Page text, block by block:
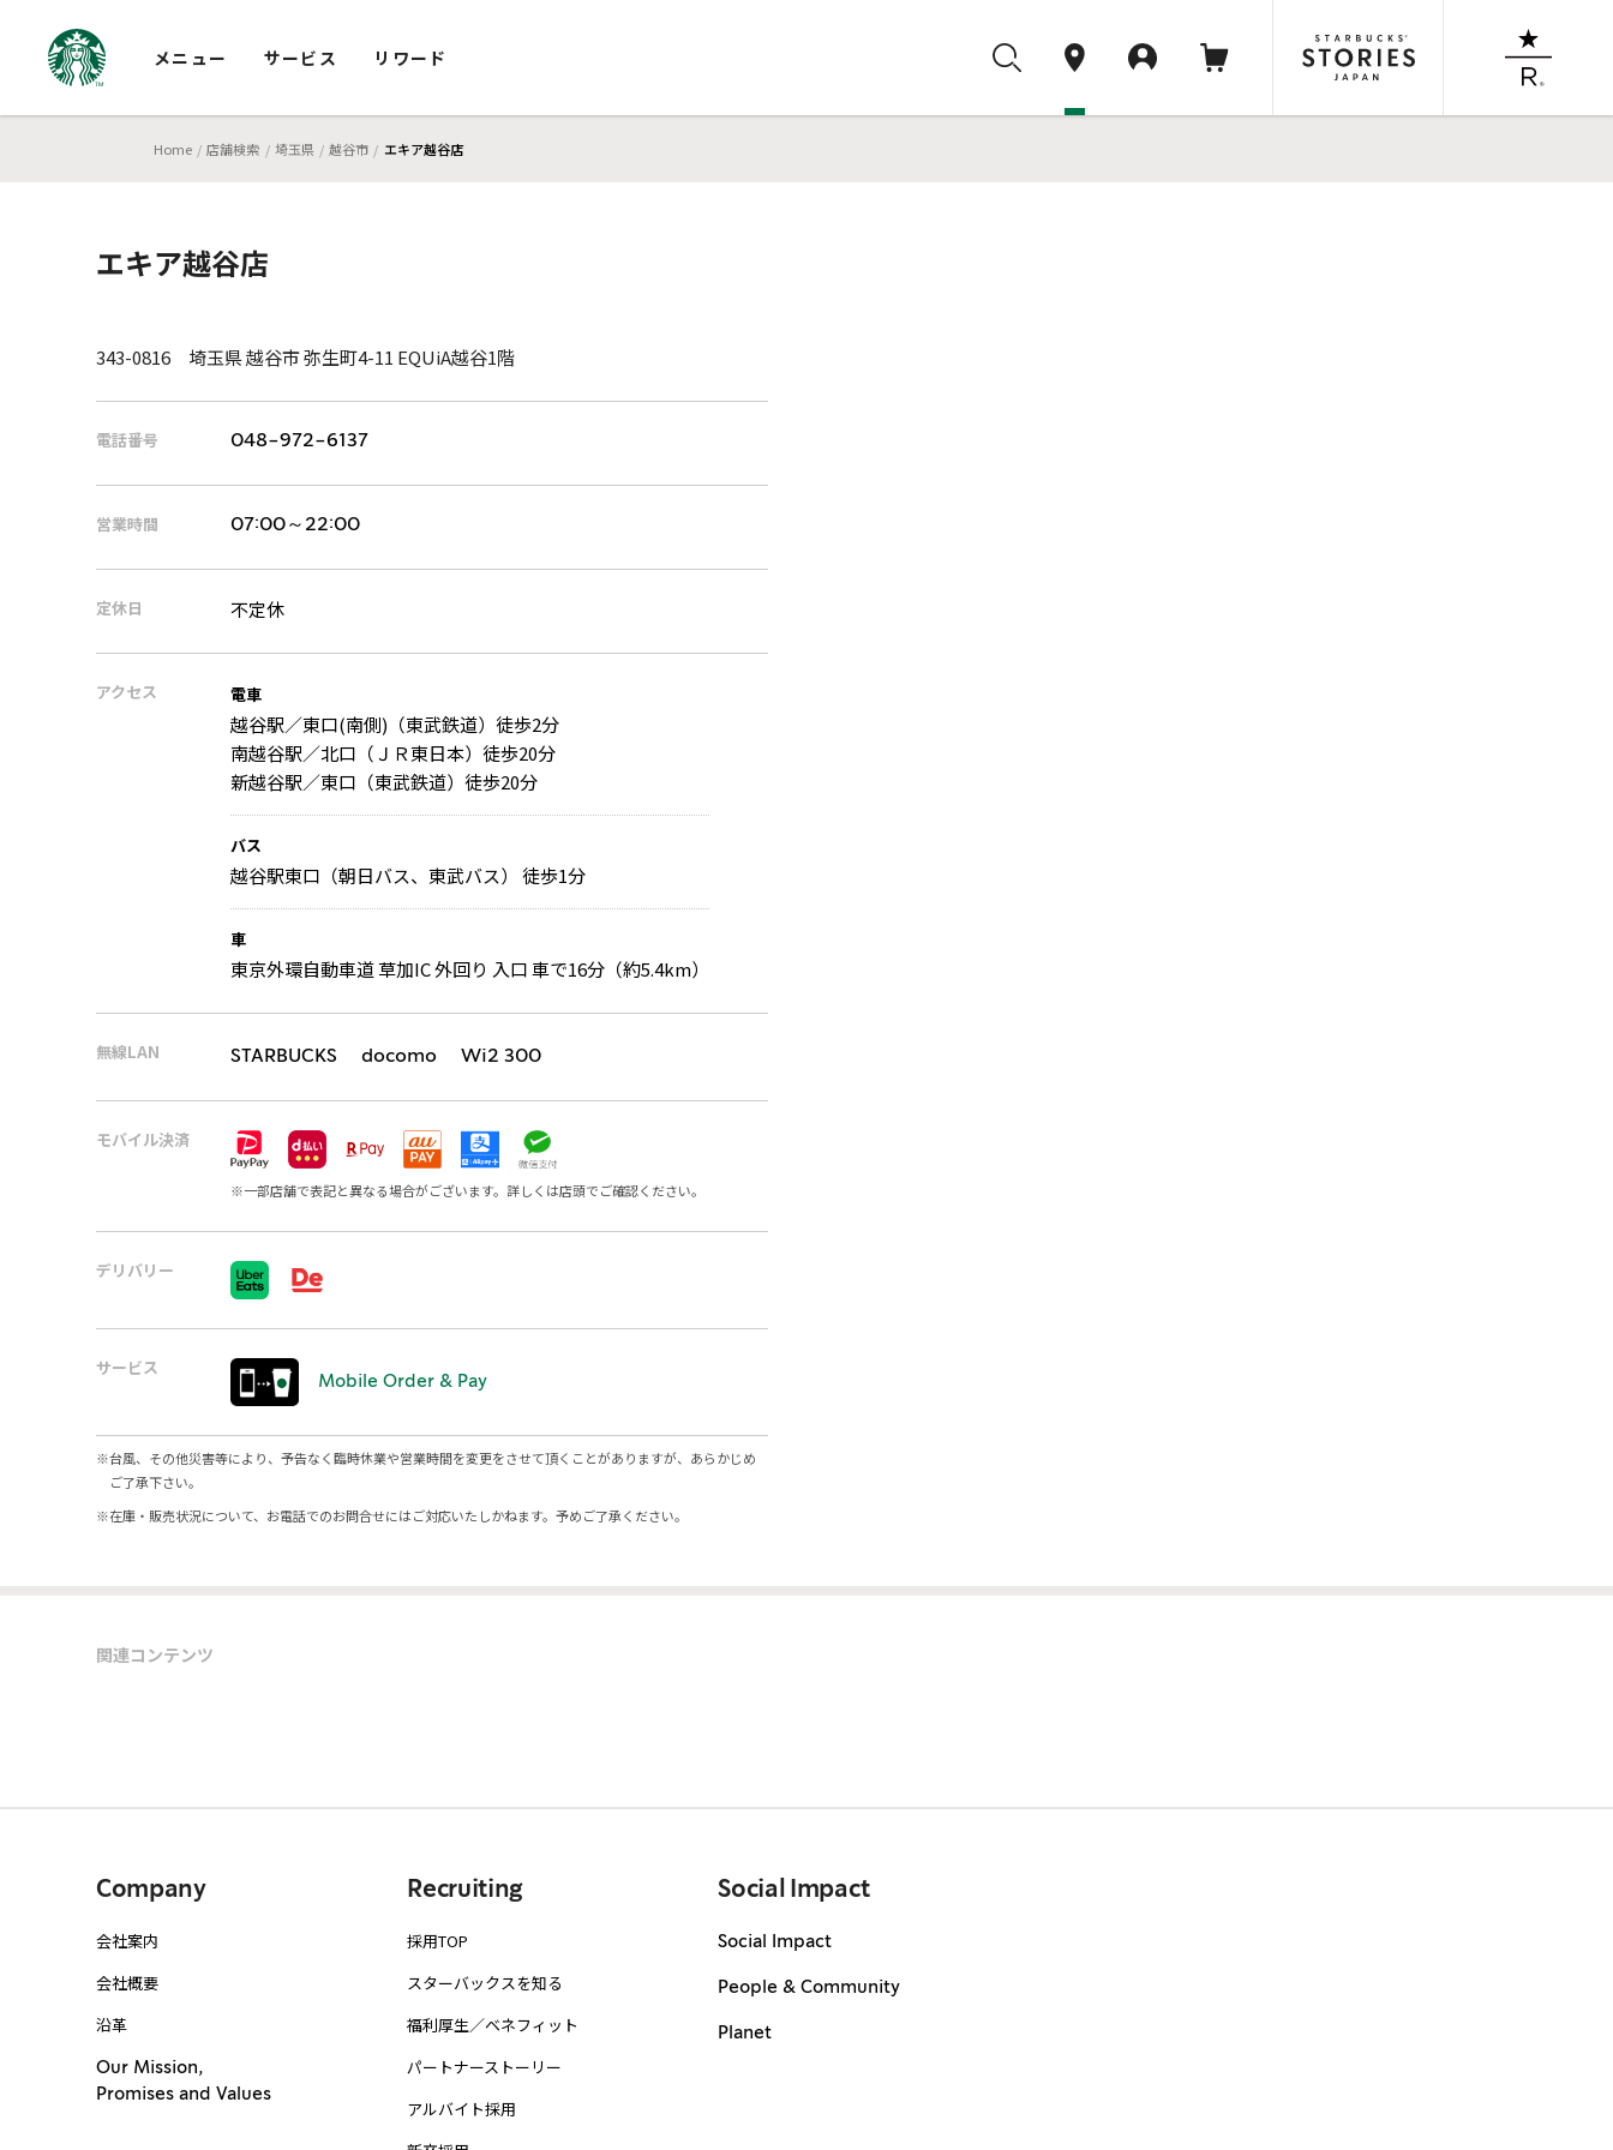
メニュー サービス リワード
Home 店舗検索 埼玉県 越谷市 エキア越谷店
エキア越谷店
343-0816 埼玉県 越谷市 弥生町4-11 EQUiA越谷1階
電話番号 048-972-6137
営業時間 07:00～22:00
定休日 不定休
アクセス 電車
越谷駅／東口(南側)（東武鉄道）徒歩2分
南越谷駅／北口（ＪＲ東日本）徒歩20分
新越谷駅／東口（東武鉄道）徒歩20分
バス
越谷駅東口（朝日バス、東武バス） 徒歩1分
車
東京外環自動車道 草加IC 外回り 入口 車で16分（約5.4km）
無線LAN STARBUCKS docomo Wi2 300
モバイル決済
※一部店舗で表記と異なる場合がございます。詳しくは店頭でご確認ください。
デリバリー
サービス
Mobile Order & Pay
※台風、その他災害等により、予告なく臨時休業や営業時間を変更をさせて頂くことがありますが、あらかじめ
ご了承下さい。
※在庫・販売状況について、お電話でのお問合せにはご対応いたしかねます。予めご了承ください。
関連コンテンツ
Company
会社案内
会社概要
沿革
Our Mission,
Promises and Values
Recruiting
採用TOP
スターバックスを知る
福利厚生／ベネフィット
パートナーストーリー
アルバイト採用
Social Impact
Social Impact
People & Community
Planet